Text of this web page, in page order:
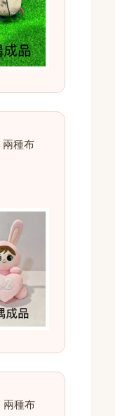
兩種布
兩種布